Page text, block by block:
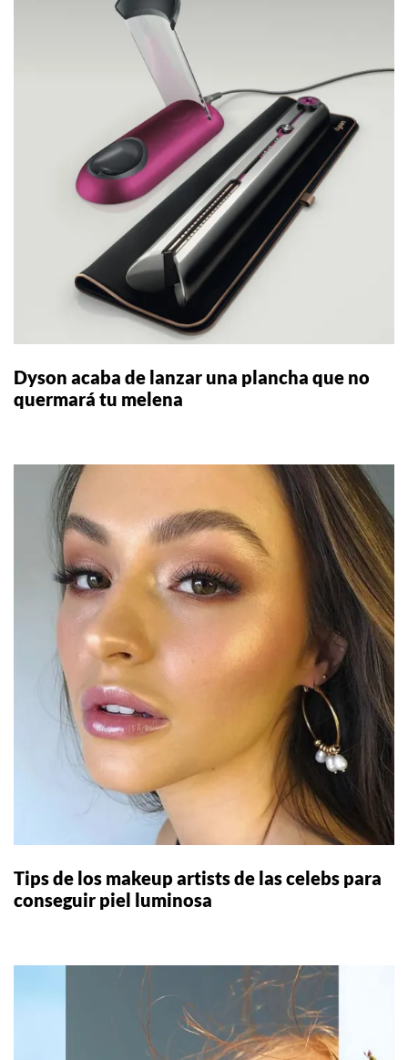
Dyson acaba de lanzar una plancha que no
quermará tu melena
Tips de los makeup artists de las celebs para
conseguir piel luminosa